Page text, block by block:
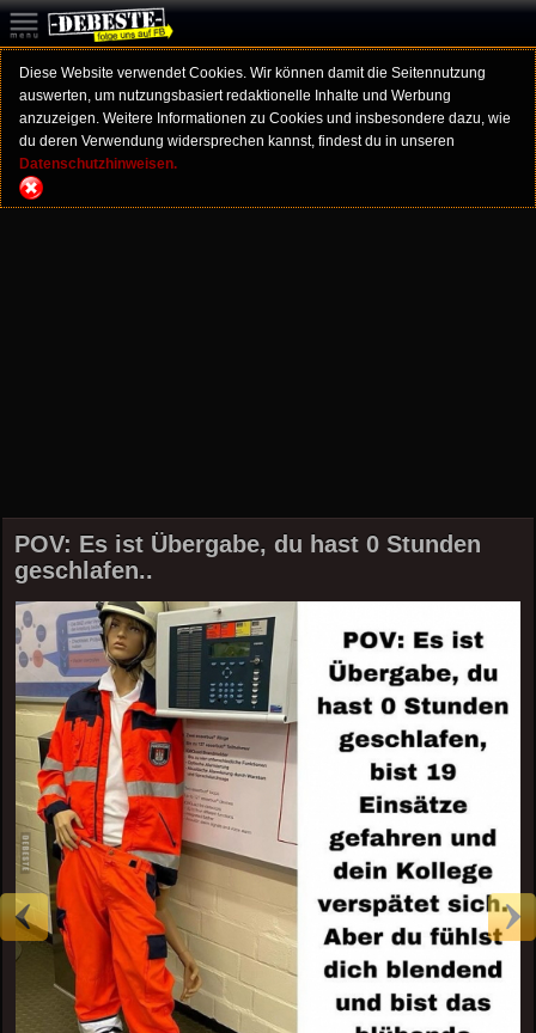
Diese Website verwendet Cookies. Wir können damit die Seitennutzung
auswerten, um nutzungsbasiert redaktionelle Inhalte und Werbung
anzuzeigen. Weitere Informationen zu Cookies und insbesondere dazu, wie
du deren Verwendung widersprechen kannst, findest du in unseren
Datenschutzhinweisen.
POV: Es ist Übergabe, du hast 0 Stunden
geschlafen..